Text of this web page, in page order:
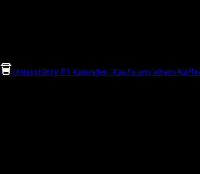
Unterstütze F1 Kalender; Kaufe uns einen